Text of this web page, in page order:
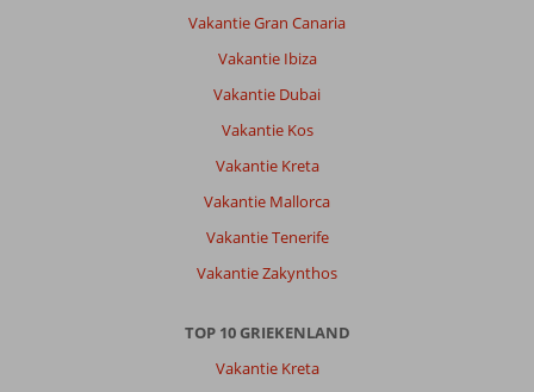
Vakantie Gran Canaria
Vakantie Ibiza
Vakantie Dubai
Vakantie Kos
Vakantie Kreta
Vakantie Mallorca
Vakantie Tenerife
Vakantie Zakynthos
TOP 10 GRIEKENLAND
Vakantie Kreta